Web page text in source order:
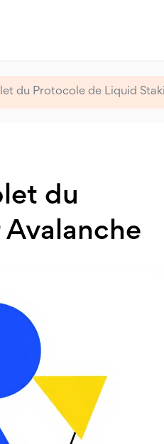
du Protocole de Liquid
du